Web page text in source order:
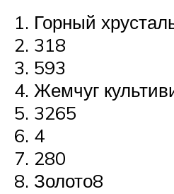
Горный
318
593
Жемчуг
3265
4
280
Золото8